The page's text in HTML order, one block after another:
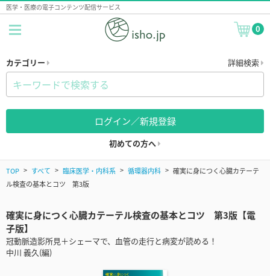
医学・医療の電子コンテンツ配信サービス
0
カテゴリー 詳細検索
ログイン／新規登録
初めての方へ
TOP すべて 臨床医学・内科系 循環器内科
確実に身につく心臓カテーテ
ル検査の基本とコツ 第3版
確実に身につく心臓カテーテル検査の基本とコツ 第3版【電
子版】
冠動脈造影所見＋シェーマで、血管の走行と病変が読める！
中川 義久(編)